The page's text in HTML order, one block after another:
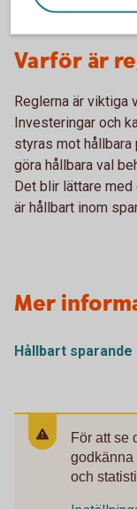
Varför är
Reglerna är viktiga
Investeringar och
styras mot hållbara
göra hållbara val
Det blir lättare
är hållbart inom
Mer
Hållbart sparande
För att se
godkänna
och